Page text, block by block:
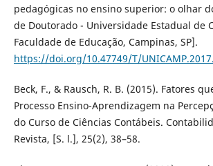
pedagógicas no ensino superior: o olhar
de Doutorado - Universidade Estadual de
Faculdade de Educação, Campinas, SP].
https://doi.org/10.47749/T/
Beck, F., & Rausch, R. B. (2015). Fatores
Processo Ensino-Aprendizagem na
do Curso de Ciências Contábeis.
Revista, [S. l.], 25(2), 38–58.